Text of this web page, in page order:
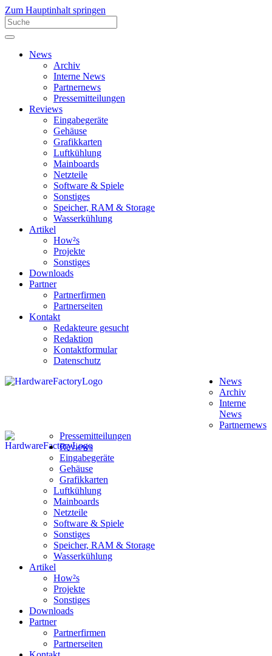
Zum Hauptinhalt springen
News
Archiv
Interne News
Partnernews
Pressemitteilungen
Reviews
Eingabegeräte
Gehäuse
Grafikkarten
Luftkühlung
Mainboards
Netzteile
Software & Spiele
Sonstiges
Speicher, RAM & Storage
Wasserkühlung
Artikel
How²s
Projekte
Sonstiges
Downloads
Partner
Partnerfirmen
Partnerseiten
Kontakt
Redakteure gesucht
Redaktion
Kontaktformular
Datenschutz
News
Archiv
Interne
News
Partnernews
Pressemitteilungen
Reviews
Eingabegeräte
Gehäuse
Grafikkarten
Luftkühlung
Mainboards
Netzteile
Software & Spiele
Sonstiges
Speicher, RAM & Storage
Wasserkühlung
Artikel
How²s
Projekte
Sonstiges
Downloads
Partner
Partnerfirmen
Partnerseiten